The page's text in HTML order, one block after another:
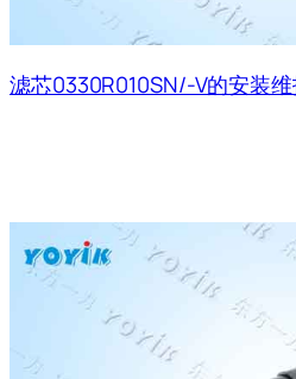
滤芯0330R010SN/-V的安装